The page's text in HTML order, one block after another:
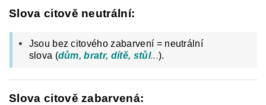
Slova citově neutrální:
Jsou bez citového zabarvení = neutrální
slova (dům, bratr, dítě, stůl...).
Slova citově zabarvená: